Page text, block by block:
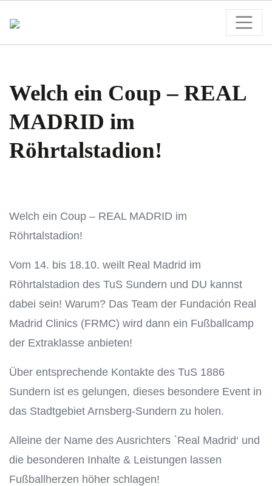
Welch ein Coup – REAL
MADRID im
Röhrtalstadion!
Welch ein Coup – REAL MADRID im
Röhrtalstadion!
Vom 14. bis 18.10. weilt Real Madrid im
Röhrtalstadion des TuS Sundern und DU kannst
dabei sein! Warum? Das Team der Fundación Real
Madrid Clinics (FRMC) wird dann ein Fußballcamp
der Extraklasse anbieten!
Über entsprechende Kontakte des TuS 1886
Sundern ist es gelungen, dieses besondere Event in
das Stadtgebiet Arnsberg-Sundern zu holen.
Alleine der Name des Ausrichters `Real Madrid‘ und
die besonderen Inhalte & Leistungen lassen
Fußballherzen höher schlagen!